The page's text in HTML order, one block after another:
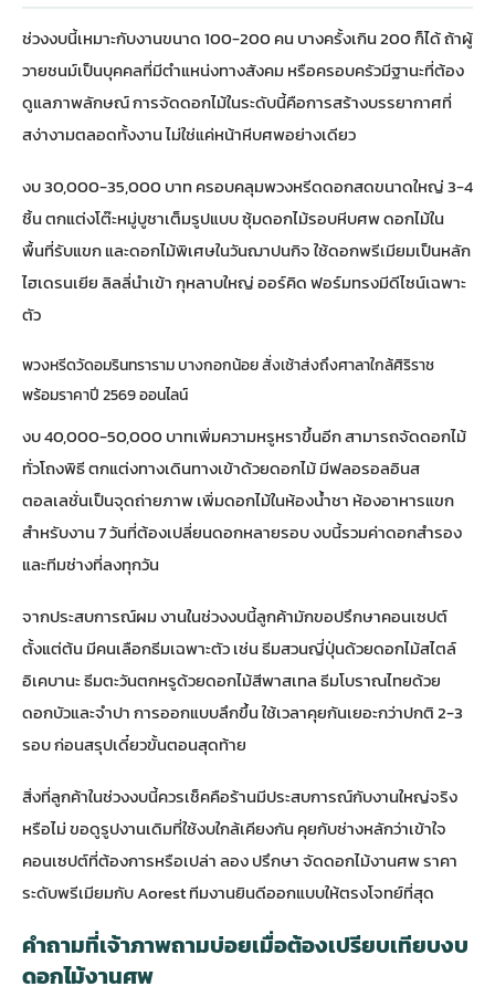
ช่วงงบนี้เหมาะกับงานขนาด 100-200 คน บางครั้งเกิน 200 ก็ได้ ถ้าผู้
วายชนม์เป็นบุคคลที่มีตำแหน่งทางสังคม หรือครอบครัวมีฐานะที่ต้อง
ดูแลภาพลักษณ์ การจัดดอกไม้ในระดับนี้คือการสร้างบรรยากาศที่
สง่างามตลอดทั้งงาน ไม่ใช่แค่หน้าหีบศพอย่างเดียว
งบ 30,000-35,000 บาท ครอบคลุมพวงหรีดดอกสดขนาดใหญ่ 3-4
ชิ้น ตกแต่งโต๊ะหมู่บูชาเต็มรูปแบบ ซุ้มดอกไม้รอบหีบศพ ดอกไม้ใน
พื้นที่รับแขก และดอกไม้พิเศษในวันฌาปนกิจ ใช้ดอกพรีเมียมเป็นหลัก
ไฮเดรนเยีย ลิลลี่นำเข้า กุหลาบใหญ่ ออร์คิด ฟอร์มทรงมีดีไซน์เฉพาะ
ตัว
พวงหรีดวัดอมรินทราราม บางกอกน้อย สั่งเช้าส่งถึงศาลาใกล้ศิริราช
พร้อมราคาปี 2569 ออนไลน์
งบ 40,000-50,000 บาทเพิ่มความหรูหราขึ้นอีก สามารถจัดดอกไม้
ทั่วโถงพิธี ตกแต่งทางเดินทางเข้าด้วยดอกไม้ มีฟลอรอลอินส
ตอลเลชั่นเป็นจุดถ่ายภาพ เพิ่มดอกไม้ในห้องน้ำชา ห้องอาหารแขก
สำหรับงาน 7 วันที่ต้องเปลี่ยนดอกหลายรอบ งบนี้รวมค่าดอกสำรอง
และทีมช่างที่ลงทุกวัน
จากประสบการณ์ผม งานในช่วงงบนี้ลูกค้ามักขอปรึกษาคอนเซปต์
ตั้งแต่ต้น มีคนเลือกธีมเฉพาะตัว เช่น ธีมสวนญี่ปุ่นด้วยดอกไม้สไตล์
อิเคบานะ ธีมตะวันตกหรูด้วยดอกไม้สีพาสเทล ธีมโบราณไทยด้วย
ดอกบัวและจำปา การออกแบบลึกขึ้น ใช้เวลาคุยกันเยอะกว่าปกติ 2-3
รอบ ก่อนสรุปเดี๋ยวขั้นตอนสุดท้าย
สิ่งที่ลูกค้าในช่วงงบนี้ควรเช็คคือร้านมีประสบการณ์กับงานใหญ่จริง
หรือไม่ ขอดูรูปงานเดิมที่ใช้งบใกล้เคียงกัน คุยกับช่างหลักว่าเข้าใจ
คอนเซปต์ที่ต้องการหรือเปล่า ลองปรึกษา จัดดอกไม้งานศพ ราคา
ระดับพรีเมียมกับ Aorestทีมงานยินดีออกแบบให้ตรงโจทย์ที่สุด
คำถามที่เจ้าภาพถามบ่อยเมื่อต้องเปรียบเทียบงบ
ดอกไม้งานศพ